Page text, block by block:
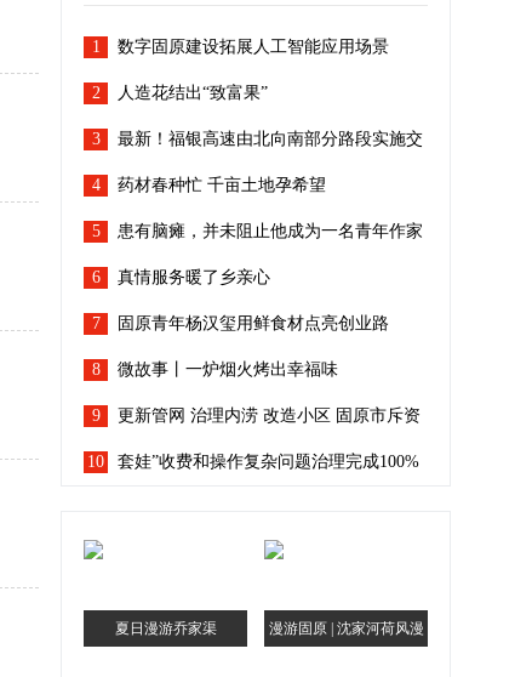
1 数字固原建设拓展人工智能应用场景
2 人造花结出“致富果”
3 最新！福银高速由北向南部分路段实施交
通管制
4 药材春种忙 千亩土地孕希望
5 患有脑瘫，并未阻止他成为一名青年作家
6 真情服务暖了乡亲心
7 固原青年杨汉玺用鲜食材点亮创业路
8 微故事丨一炉烟火烤出幸福味
9 更新管网 治理内涝 改造小区 固原市斥资
96.7亿余元让城市“有里有面”
10 套娃”收费和操作复杂问题治理完成100%
夏日漫游乔家渠 漫游固原 | 沈家河荷风漫